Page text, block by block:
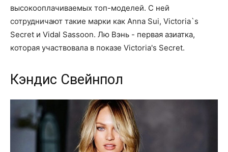
высокооплачиваемых топ-моделей. С ней
сотрудничают такие марки как Anna Sui, Victoria`s
Secret и Vidal Sassoon. Лю Вэнь - первая азиатка,
которая участвовала в показе Victoria's Secret.
Кэндис Свейнпол